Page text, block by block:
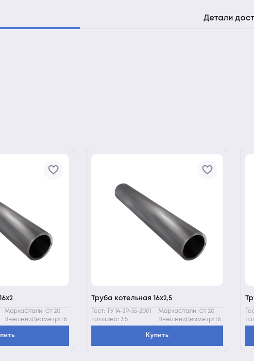
Детали
МаркаСтали: Ст 20
ВнешнийДиаметр: 16
Труба котельная 16х2,5
Гост: ТУ 14-3Р-55-2001
МаркаСтали: Ст 20
Толщина: 2.5
ВнешнийДиаметр: 16
Купить